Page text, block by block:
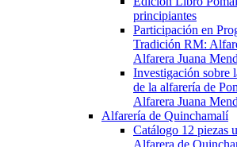
principiantes
Participación en
Tradición RM:
Alfarera Juana
Investigación sobre
de la alfarería de
Alfarera Juana
Alfarería de Quinchamalí
Catálogo 12 piezas
Alfarera de